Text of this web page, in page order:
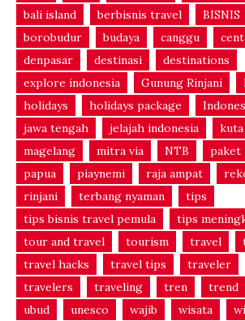
bali island
berbisnis travel BISNIS
borobudur
budaya canggu
denpasar
destinasi
destinations
explore indonesia
Gunung Rinjani
holidays
holidays package
jawa tengah
jelajah indonesia kuta
magelang
mitra via NTB
paket
papua
piaynemi raja ampat
rinjani
terbang nyaman
tips
tips bisnis travel pemula
tips
tour and travel
tourism travel
travel hacks
travel tips traveler
travelers
traveling tren trend
ubud
unesco wajib wisata